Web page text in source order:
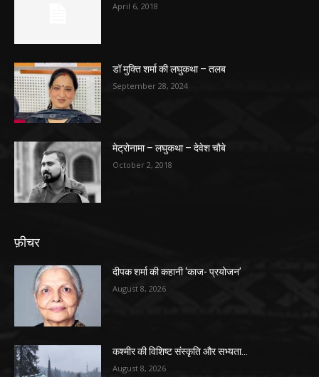
April 6, 2018
डॉ मुक्ति शर्मा की लघुकथा – तलब
September 28, 2024
मेट्रोनामा – लघुकथा – देवेश चौबे
October 2, 2018
फ़ीचर
दीपक शर्मा की कहानी ‘काज- प्रयोजन’
August 8, 2026
कश्मीर की विशिष्ट संस्कृति और सभ्यता…
August 8, 2026